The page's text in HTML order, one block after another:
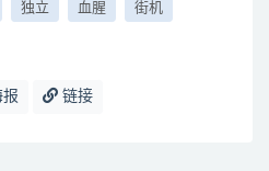
独立 血腥 街机
链接